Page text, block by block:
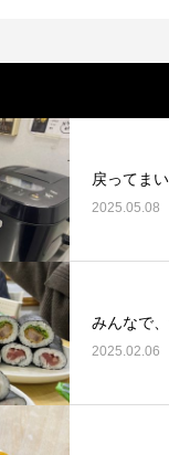
戻ってま
2025.05.08
みんなで
2025.02.06